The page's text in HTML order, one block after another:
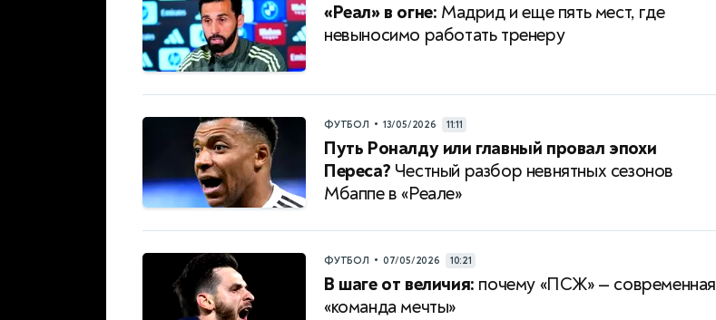
«Реал» в огне: Мадрид и еще пять мест, где
невыносимо работать тренеру
ФУТБОЛ • 13/05/2026 11:11
Путь Роналду или главный провал эпохи
Переса? Честный разбор невнятных сезонов
Мбаппе в «Реале»
ФУТБОЛ • 07/05/2026 10:21
В шаге от величия: почему «ПСЖ» — современная
«команда мечты»